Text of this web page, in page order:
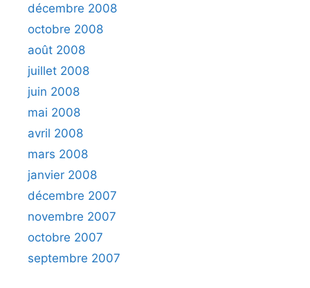
décembre 2008
octobre 2008
août 2008
juillet 2008
juin 2008
mai 2008
avril 2008
mars 2008
janvier 2008
décembre 2007
novembre 2007
octobre 2007
septembre 2007